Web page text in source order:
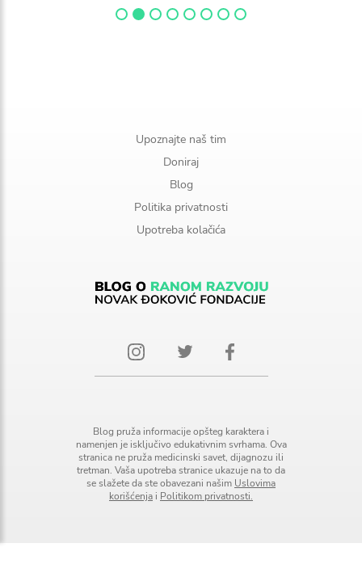
Upoznajte naš tim
Doniraj
Blog
Politika privatnosti
Upotreba kolačića
Blog pruža informacije opšteg karaktera i
namenjen je isključivo edukativnim svrhama. Ova
stranica ne pruža medicinski savet, dijagnozu ili
tretman. Vaša upotreba stranice ukazuje na to da
se slažete da ste obavezani našim Uslovima
korišćenja i Politikom privatnosti.